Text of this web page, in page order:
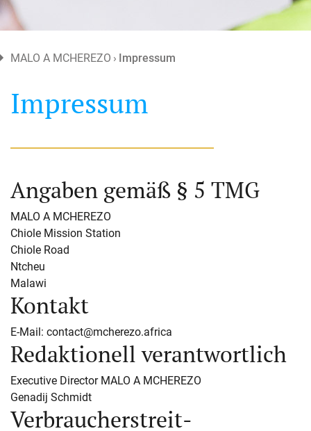
MALO A MCHEREZO Impressum
Impressum
Angaben gemäß § 5 TMG
MALO A MCHEREZO
Chiole Mission Station
Chiole Road
Ntcheu
Malawi
Kontakt
E-Mail: contact@mcherezo.africa
Redaktionell verantwortlich
Executive Director MALO A MCHEREZO
Genadij Schmidt
Verbraucher­streit­